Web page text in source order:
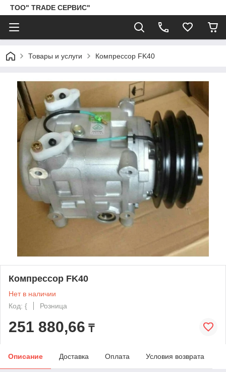
ТОО" TRADE СЕРВИС"
Товары и услуги Компрессор FK40
Компрессор FK40
Нет в наличии
Код: {
Розница
251 880,66 ₸
Описание Доставка Оплата Условия возврата